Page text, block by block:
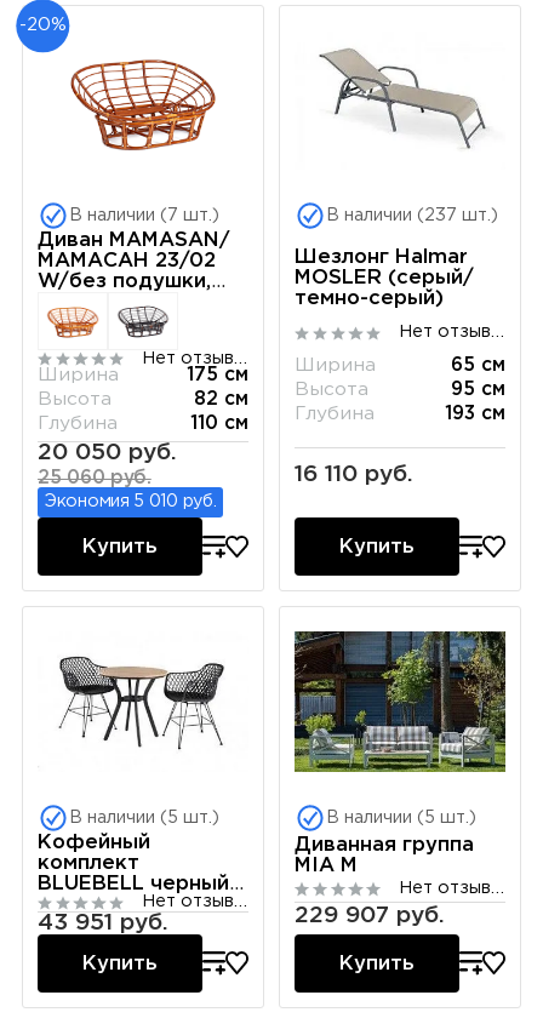
-20%
В наличии (7 шт.)
Диван MAMASAN/
МАМАСАН 23/02
W/без подушки,
169х102х80 см,
Cognac (коньяк)
Ширина
175 см
Высота
82 см
Глубина
110 см
20 050 руб.
25 060 руб.
Экономия 5 010 руб.
Купить
В наличии (237 шт.)
Шезлонг Halmar
MOSLER (серый/
темно-серый)
Нет отзывов
Ширина
65 см
Высота
95 см
Глубина
193 см
16 110 руб.
Купить
В наличии (5 шт.)
Кофейный
комплект
BLUEBELL черный
на 2 персоны
43 951 руб.
Купить
В наличии (5 шт.)
Диванная группа
MIA M
229 907 руб.
Купить